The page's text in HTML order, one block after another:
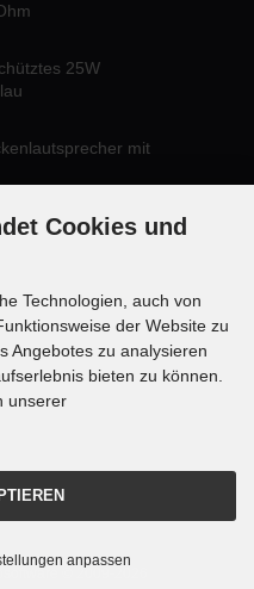
25W
mit
Cookies und
Technologien, auch von
der Website zu
Angebotes zu analysieren
bieten zu können.
unserer
anpassen